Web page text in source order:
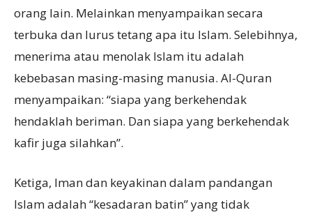
orang lain. Melainkan menyampaikan secara
terbuka dan lurus tetang apa itu Islam. Selebihnya,
menerima atau menolak Islam itu adalah
kebebasan masing-masing manusia. Al-Quran
menyampaikan: “siapa yang berkehendak
hendaklah beriman. Dan siapa yang berkehendak
kafir juga silahkan”.
Ketiga, Iman dan keyakinan dalam pandangan
Islam adalah “kesadaran batin” yang tidak